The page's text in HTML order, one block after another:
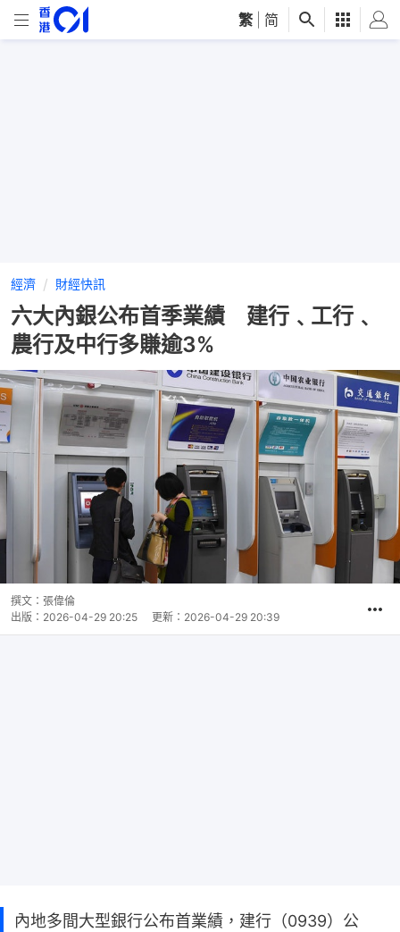
繁 简
經濟 財經快訊
六大內銀公布首季業績 建行﹑工行﹑
農行及中行多賺逾3%
撰文： 張偉倫
出版： 2026-04-29 20:25 更新： 2026-04-29 20:39
內地多間大型銀行公布首業績，建行（0939）公